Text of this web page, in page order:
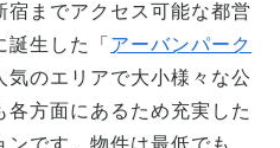
宿までアクセス可能な都営
生した「 アーバンパーク
気のエリアで大小様々な公
各方面にあるため充実した